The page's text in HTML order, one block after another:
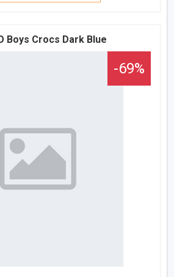
Boys Crocs Dark Blue
-69%